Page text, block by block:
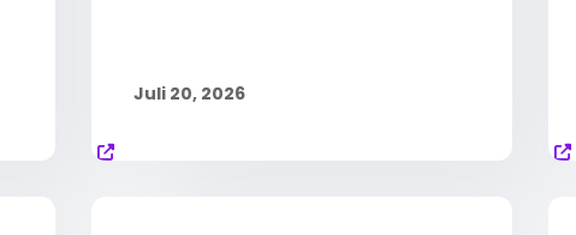
Juli 20, 2026